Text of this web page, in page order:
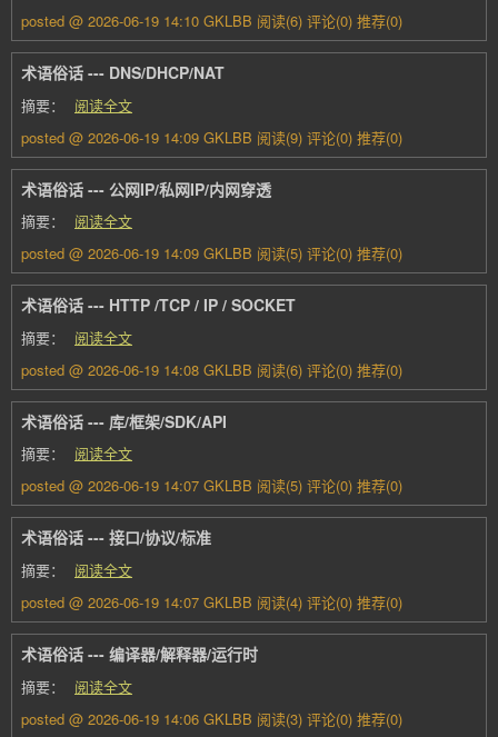
posted @ 2026-06-19 14:10 GKLBB 阅读(6) 评论(0) 推荐(0)
术语俗话 --- DNS/DHCP/NAT
摘要：
阅读全文
posted @ 2026-06-19 14:09 GKLBB 阅读(9) 评论(0) 推荐(0)
术语俗话 --- 公网IP/私网IP/内网穿透
摘要：
阅读全文
posted @ 2026-06-19 14:09 GKLBB 阅读(5) 评论(0) 推荐(0)
术语俗话 --- HTTP /TCP / IP / SOCKET
摘要：
阅读全文
posted @ 2026-06-19 14:08 GKLBB 阅读(6) 评论(0) 推荐(0)
术语俗话 --- 库/框架/SDK/API
摘要：
阅读全文
posted @ 2026-06-19 14:07 GKLBB 阅读(5) 评论(0) 推荐(0)
术语俗话 --- 接口/协议/标准
摘要：
阅读全文
posted @ 2026-06-19 14:07 GKLBB 阅读(4) 评论(0) 推荐(0)
术语俗话 --- 编译器/解释器/运行时
摘要：
阅读全文
posted @ 2026-06-19 14:06 GKLBB 阅读(3) 评论(0) 推荐(0)